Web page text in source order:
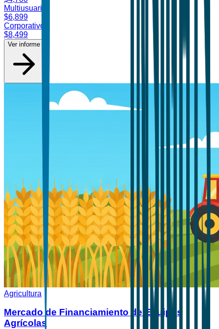
Multiusuario
$6,899
Corporativo
$8,499
Ver informe
Agricultura
Mercado de Financiamiento de Equipos
Agrícolas